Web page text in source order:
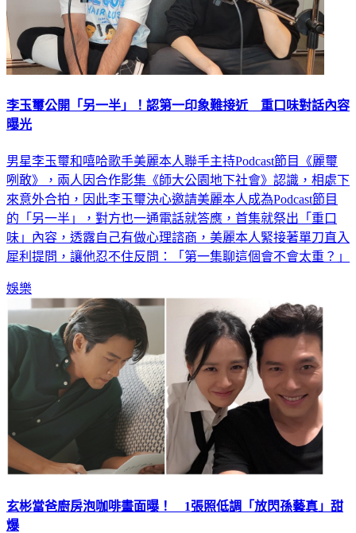
李玉璽公開「另一半」！認第一印象難接近 重口味對話內容
曝光
男星李玉璽和嘻哈歌手美麗本人聯手主持Podcast節目《麗璽
咧敢》，兩人因合作影集《師大公園地下社會》認識，相處下
來意外合拍，因此李玉璽決心邀請美麗本人成為Podcast節目
的「另一半」，對方也一通電話就答應，首集就祭出「重口
味」內容，透露自己有做心理諮商，美麗本人緊接著單刀直入
犀利提問，讓他忍不住反問：「第一集聊這個會不會太重？」
娛樂
玄彬當爸廚房泡咖啡畫面曝！ 1張照低調「放閃孫藝真」甜
爆